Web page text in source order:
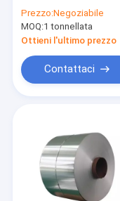
inossidabile lo
scambiatore di
calore 202 201 904L
Prezzo:Negoziabile
MOQ:1 tonnellata
Ottieni l'ultimo prezzo
Contattaci